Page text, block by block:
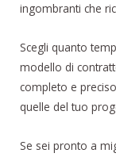
ingombranti che
Scegli quanto
modello di
completo e
quelle del tuo
Se sei pronto a